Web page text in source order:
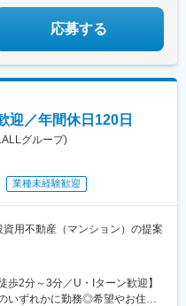
応募する
迎／年間休日120日
グループ)
業種未経験歓迎
資用不動産（マンション）の提案
歩2分～3分／U・Iターン歓迎】
いずれかに勤務◎希望やお住ま